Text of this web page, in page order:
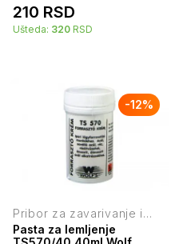
210 RSD
Ušteda: 320 RSD
-12%
Pribor za zavarivanje i
lemljenje
Pasta za lemljenje